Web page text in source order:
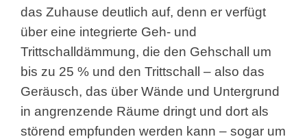
das Zuhause deutlich auf, denn er verfügt
über eine integrierte Geh- und
Trittschalldämmung, die den Gehschall um
bis zu 25 % und den Trittschall – also das
Geräusch, das über Wände und Untergrund
in angrenzende Räume dringt und dort als
störend empfunden werden kann – sogar um